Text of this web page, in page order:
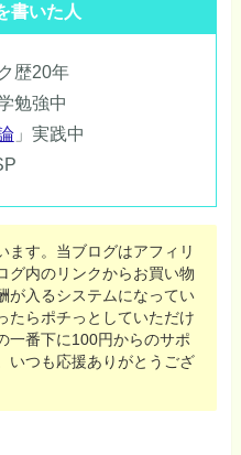
書いた人
歴20年
勉強中
」実践中
ます。当ブログはアフィリ
グ内のリンクからお買い物
が入るシステムになってい
たらポチっとしていただけ
一番下に100円からのサポ
いつも応援ありがとうござ